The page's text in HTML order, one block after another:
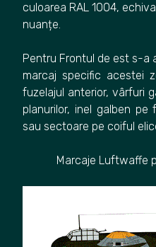
culoarea RAL 1004,
nuanțe.
Pentru Frontul de est s-a
marcaj specific acestei
fuzelajul anterior, vârfuri
planurilor, inel galben pe
sau sectoare pe coiful
Marcaje Luftwaffe